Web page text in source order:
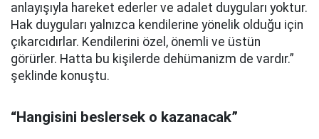
anlayışıyla hareket ederler ve adalet duyguları yoktur.
Hak duyguları yalnızca kendilerine yönelik olduğu için
çıkarcıdırlar. Kendilerini özel, önemli ve üstün
görürler. Hatta bu kişilerde dehümanizm de vardır.”
şeklinde konuştu.
“Hangisini beslersek o kazanacak”